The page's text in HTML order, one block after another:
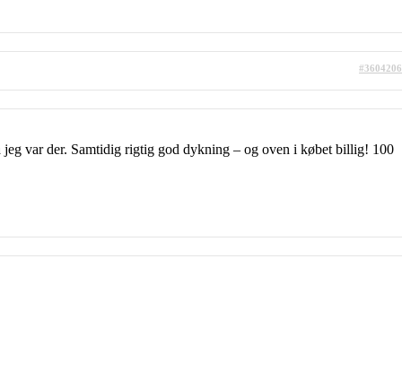
#3604206
jeg var der. Samtidig rigtig god dykning – og oven i købet billig! 100